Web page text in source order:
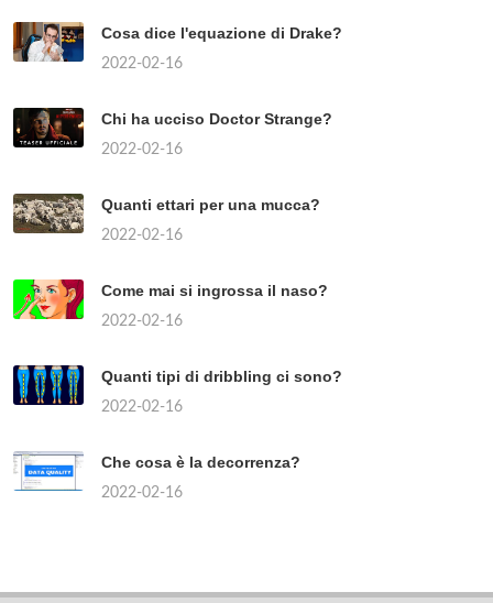
Cosa dice l'equazione di Drake?
2022-02-16
Chi ha ucciso Doctor Strange?
2022-02-16
Quanti ettari per una mucca?
2022-02-16
Come mai si ingrossa il naso?
2022-02-16
Quanti tipi di dribbling ci sono?
2022-02-16
Che cosa è la decorrenza?
2022-02-16